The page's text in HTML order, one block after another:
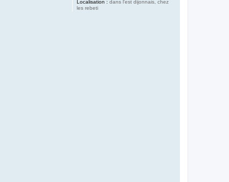
Localisation : dans l'est dijonnais, chez
les rebeti